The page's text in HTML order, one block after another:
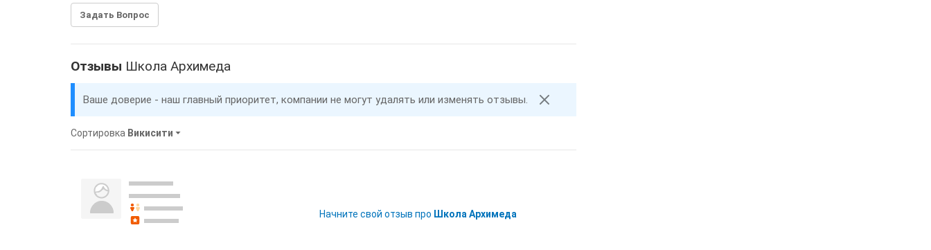
Задать Вопрос
Отзывы Школа Архимеда
Ваше доверие - наш главный приоритет, компании не могут удалять или изменять отзывы.
Сортировка Викисити
Начните свой отзыв про Школа Архимеда